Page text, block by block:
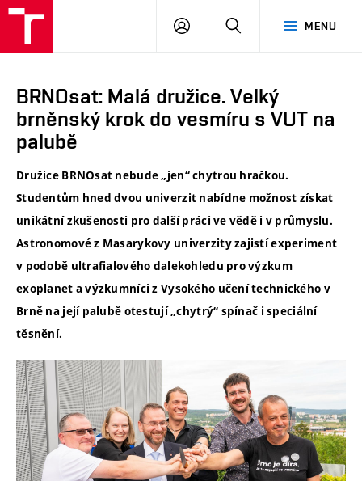
MENU
PŘIHLÁSIT
BRNOsat: Malá družice. Velký
brněnský krok do vesmíru s VUT na
palubě
Družice BRNOsat nebude „jen“ chytrou hračkou.
Studentům hned dvou univerzit nabídne možnost získat
unikátní zkušenosti pro další práci ve vědě i v průmyslu.
Astronomové z Masarykovy univerzity zajistí experiment
v podobě ultrafialového dalekohledu pro výzkum
exoplanet a výzkumníci z Vysokého učení technického v
Brně na její palubě otestují „chytrý“ spínač i speciální
těsnění.